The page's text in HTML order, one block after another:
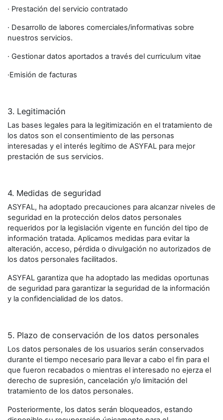
· Prestación del servicio contratado
· Desarrollo de labores comerciales/informativas sobre
nuestros servicios.
· Gestionar datos aportados a través del curriculum vitae
·Emisión de facturas
3. Legitimación
Las bases legales para la legitimización en el tratamiento de
los datos son el consentimiento de las personas
interesadas y el interés legítimo de ASYFAL para mejor
prestación de sus servicios.
4. Medidas de seguridad
ASYFAL, ha adoptado precauciones para alcanzar niveles de
seguridad en la protección delos datos personales
requeridos por la legislación vigente en función del tipo de
información tratada. Aplicamos medidas para evitar la
alteración, acceso, pérdida o divulgación no autorizados de
los datos personales facilitados.
ASYFAL garantiza que ha adoptado las medidas oportunas
de seguridad para garantizar la seguridad de la información
y la confidencialidad de los datos.
5. Plazo de conservación de los datos personales
Los datos personales de los usuarios serán conservados
durante el tiempo necesario para llevar a cabo el fin para el
que fueron recabados o mientras el interesado no ejerza el
derecho de supresión, cancelación y/o limitación del
tratamiento de los datos personales.
Posteriormente, los datos serán bloqueados, estando